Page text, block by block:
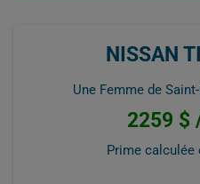
NISSAN
Une Femme de
2259 $
Prime calculée